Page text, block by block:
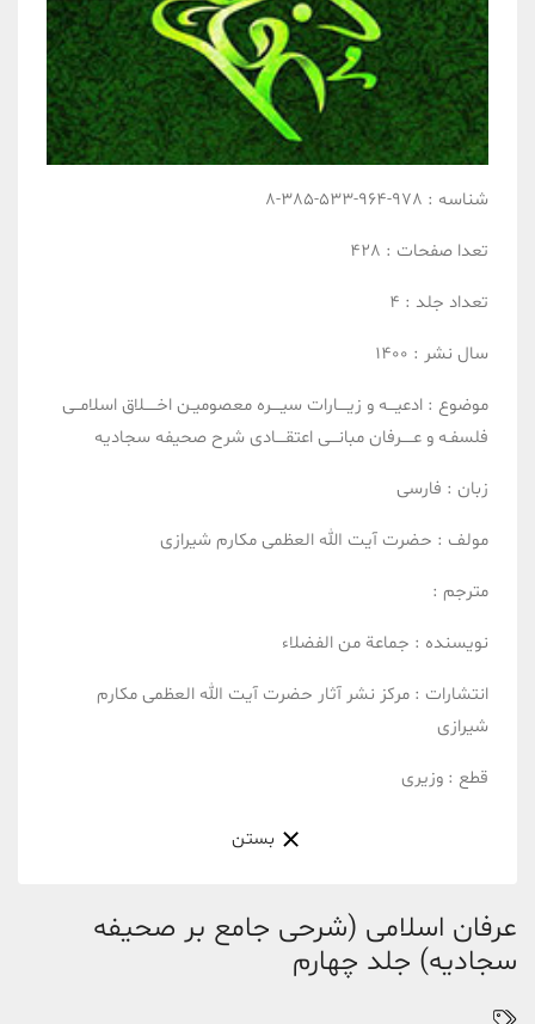
عرفان اسلامی (شرحی جامع بر صحیفه
سجادیه) جلد چهارم
شناسه : 978-964-533-385-8
تعدا صفحات : 428
تعداد جلد : 4
سال نشر : 1400
موضوع : ادعیـــه و زیــــارات سیــــره معصومیـن اخـــــلاق اسلامــی
فلسفـه و عـــــرفان مبانـــی اعتقــــادی شرح صحیفه سجادیه
زبان : فارسی
مولف : حضرت آیت الله العظمی مکارم شیرازی
مترجم :
نویسنده : جماعة من الفضلاء
انتشارات : مرکز نشر آثار حضرت آیت الله العظمی مکارم
شیرازی
قطع : وزیری
بستن